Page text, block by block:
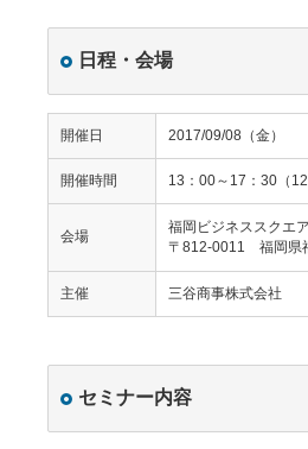
日程・会場
開催日 2017/09/08（金）
開催時間 13：00～17：30（
会場
福岡ビジネススクエア
〒812-0011 福岡県
主催 三谷商事株式会社
セミナー内容